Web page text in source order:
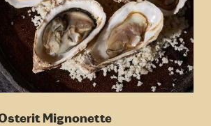
Mignonette